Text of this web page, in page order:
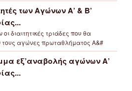
των Αγώνων Α’ & Β’
διαιτητικές τριάδες που θα
τους αγώνες πρωταθλήματος Α&#
εξ’αναβολής αγώνων Α’